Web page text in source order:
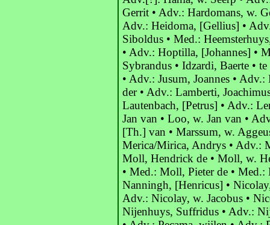
Gerrit • Adv.: Hardomans, w.
Adv.: Heidoma, [Gellius] •
Siboldus • Med.:
• Adv.: Hoptilla, [Johannes] •
Sybrandus • Idzardi, Baerte •
• Adv.: Jusum, Joannes •
der • Adv.: Lamberti,
Lautenbach, [Petrus] • Adv.:
Jan van • Loo, w. Jan van •
[Th.] van • Marssum, w.
Merica/Mirica, Andrys • Adv.:
Moll, Hendrick de • Moll, w.
• Med.: Moll, Pieter de •
Nanningh, [Henricus] •
Adv.: Nicolay, w. Jacobus •
Nijenhuys, Suffridus • Adv.: